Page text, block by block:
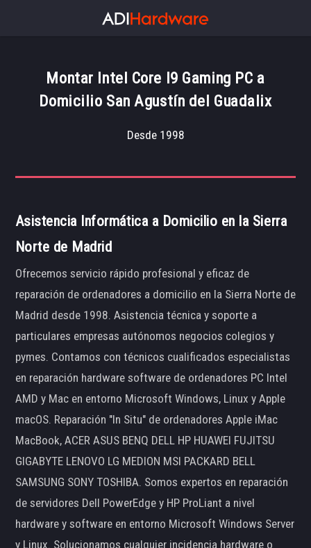
Montar Intel Core I9 Gaming PC a
Domicilio San Agustín del Guadalix
Desde 1998
Asistencia Informática a Domicilio en la Sierra
Norte de Madrid
Ofrecemos servicio rápido profesional y eficaz de
reparación de ordenadores a domicilio en la Sierra Norte de
Madrid desde 1998. Asistencia técnica y soporte a
particulares empresas autónomos negocios colegios y
pymes. Contamos con técnicos cualificados especialistas
en reparación hardware software de ordenadores PC Intel
AMD y Mac en entorno Microsoft Windows, Linux y Apple
macOS. Reparación "In Situ" de ordenadores Apple iMac
MacBook, ACER ASUS BENQ DELL HP HUAWEI FUJITSU
GIGABYTE LENOVO LG MEDION MSI PACKARD BELL
SAMSUNG SONY TOSHIBA. Somos expertos en reparación
de servidores Dell PowerEdge y HP ProLiant a nivel
hardware y software en entorno Microsoft Windows Server
y Linux. Solucionamos cualquier incidencia hardware o